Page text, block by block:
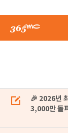
🎉 2026년
3,000만 돌